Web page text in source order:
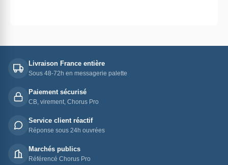
Livraison France entière
Sous 48-72h en messagerie palette
Paiement sécurisé
CB, virement, Chorus Pro
Service client réactif
Réponse sous 24h ouvrées
Marchés publics
Référencé Chorus Pro